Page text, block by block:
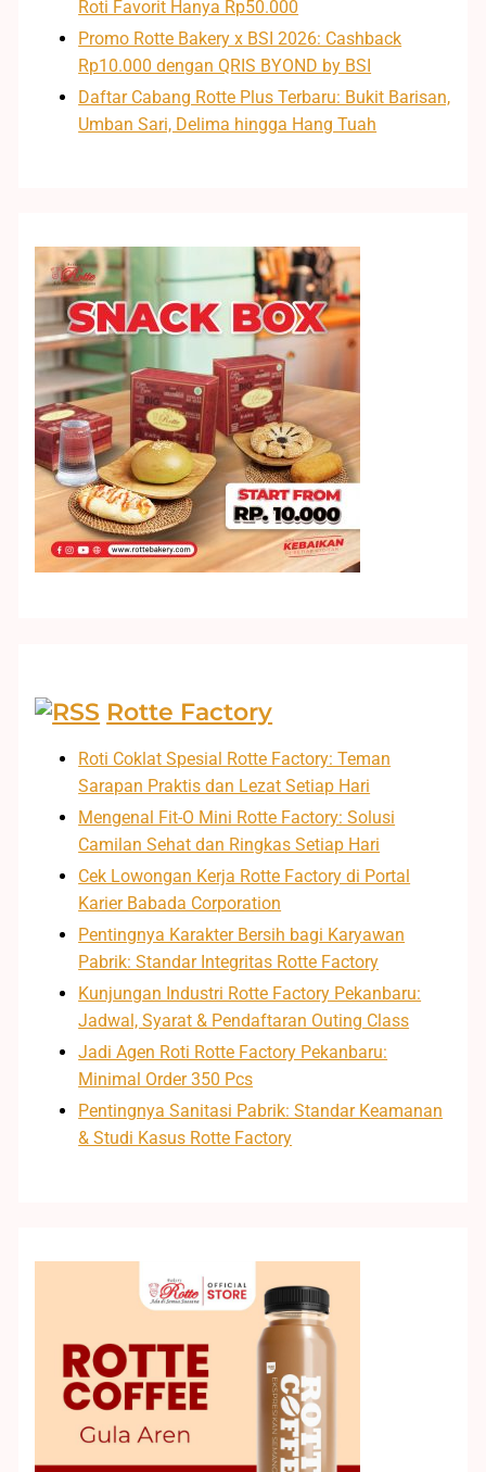
Roti Favorit Hanya Rp50.000
Promo Rotte Bakery x BSI 2026: Cashback
Rp10.000 dengan QRIS BYOND by BSI
Daftar Cabang Rotte Plus Terbaru: Bukit Barisan,
Umban Sari, Delima hingga Hang Tuah
Rotte Factory
Roti Coklat Spesial Rotte Factory: Teman
Sarapan Praktis dan Lezat Setiap Hari
Mengenal Fit-O Mini Rotte Factory: Solusi
Camilan Sehat dan Ringkas Setiap Hari
Cek Lowongan Kerja Rotte Factory di Portal
Karier Babada Corporation
Pentingnya Karakter Bersih bagi Karyawan
Pabrik: Standar Integritas Rotte Factory
Kunjungan Industri Rotte Factory Pekanbaru:
Jadwal, Syarat & Pendaftaran Outing Class
Jadi Agen Roti Rotte Factory Pekanbaru:
Minimal Order 350 Pcs
Pentingnya Sanitasi Pabrik: Standar Keamanan
& Studi Kasus Rotte Factory